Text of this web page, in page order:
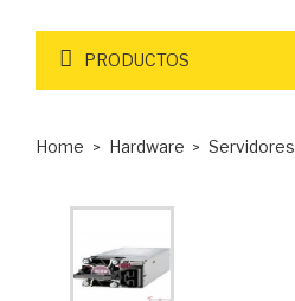
PRODUCTOS
Home Hardware Servidores